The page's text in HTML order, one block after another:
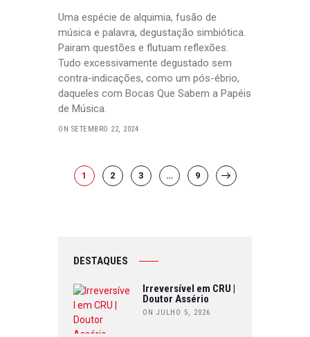
Uma espécie de alquimia, fusão de
música e palavra, degustação simbiótica.
Pairam questões e flutuam reflexões.
Tudo excessivamente degustado sem
contra-indicações, como um pós-ébrio,
daqueles com Bocas Que Sabem a Papéis
de Música.
ON SETEMBRO 22, 2024
PAGINAÇÃO
DOS
PAGE
1 PAGE
2 PAGE
3 … PAGE
9
DESTAQUES
Irreversível em CRU |
Doutor Assério
ON JULHO 5, 2026